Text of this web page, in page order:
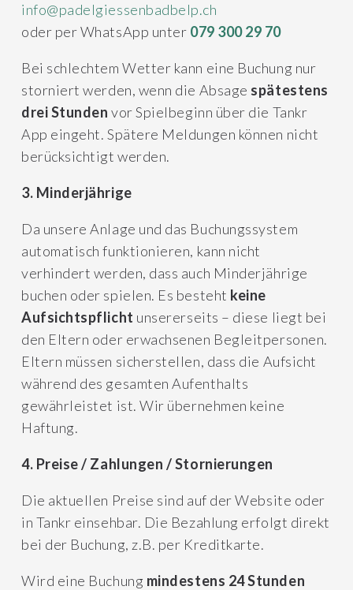
info@padelgiessenbadbelp.ch
oder per WhatsApp unter 079 300 29 70
Bei schlechtem Wetter kann eine Buchung nur
storniert werden, wenn die Absage spätestens
drei Stunden vor Spielbeginn über die Tankr
App eingeht. Spätere Meldungen können nicht
berücksichtigt werden.
3. Minderjährige
Da unsere Anlage und das Buchungssystem
automatisch funktionieren, kann nicht
verhindert werden, dass auch Minderjährige
buchen oder spielen. Es besteht keine
Aufsichtspflicht unsererseits – diese liegt bei
den Eltern oder erwachsenen Begleitpersonen.
Eltern müssen sicherstellen, dass die Aufsicht
während des gesamten Aufenthalts
gewährleistet ist. Wir übernehmen keine
Haftung.
4. Preise / Zahlungen / Stornierungen
Die aktuellen Preise sind auf der Website oder
in Tankr einsehbar. Die Bezahlung erfolgt direkt
bei der Buchung, z.B. per Kreditkarte.
Wird eine Buchung mindestens 24 Stunden